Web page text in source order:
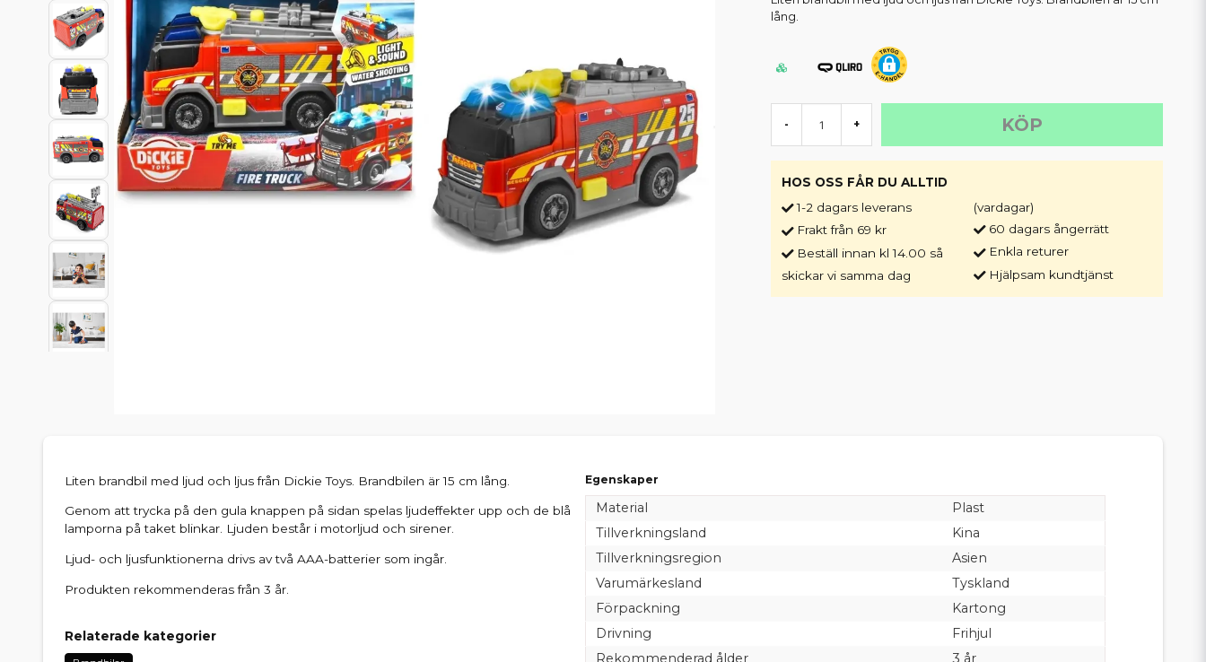
lång.
- + KÖP
HOS OSS FÅR DU ALLTID
1-2 dagars leverans
Frakt från 69 kr
Beställ innan kl 14.00 så
skickar vi samma dag
(vardagar)
60 dagars ångerrätt
Enkla returer
Hjälpsam kundtjänst
Liten brandbil med ljud och ljus från Dickie Toys. Brandbilen är 15 cm lång.
Genom att trycka på den gula knappen på sidan spelas ljudeffekter upp och de blå
lamporna på taket blinkar. Ljuden består i motorljud och sirener.
Ljud- och ljusfunktionerna drivs av två AAA-batterier som ingår.
Produkten rekommenderas från 3 år.
Relaterade kategorier
Egenskaper
Material
Plast
Tillverkningsland
Kina
Tillverkningsregion
Asien
Varumärkesland
Tyskland
Förpackning
Kartong
Drivning
Frihjul
Rekommenderad ålder
3 år